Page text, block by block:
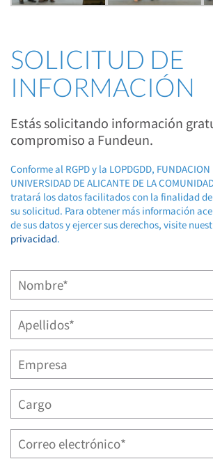
SOLICITUD DE
INFORMACIÓN
Estás solicitando información
compromiso a Fundeun.
Conforme al RGPD y la LOPDGDD, FUNDACION
UNIVERSIDAD DE ALICANTE DE LA
tratará los datos facilitados con la finalidad
su solicitud. Para obtener más información
de sus datos y ejercer sus derechos, visite
privacidad.